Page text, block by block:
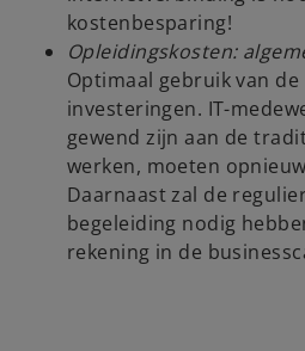
kostenbesparing!
Opleidingskosten:
Optimaal gebruik van
investeringen. IT-
gewend zijn aan de
werken, moeten
Daarnaast zal de
begeleiding nodig
rekening in de